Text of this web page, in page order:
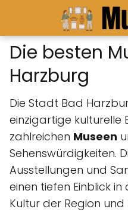
Die besten
Harzburg
Die Stadt Bad
einzigartige kulturelle
zahlreichen Museen
Sehenswürdigkeiten.
Ausstellungen und
einen tiefen Einblick
Kultur der Region